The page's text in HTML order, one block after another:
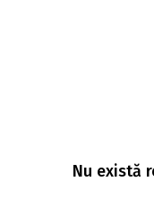
Nu există